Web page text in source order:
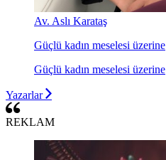
Av. Aslı Karataş
Güçlü kadın meselesi üzerine
Güçlü kadın meselesi üzerine
Yazarlar
REKLAM